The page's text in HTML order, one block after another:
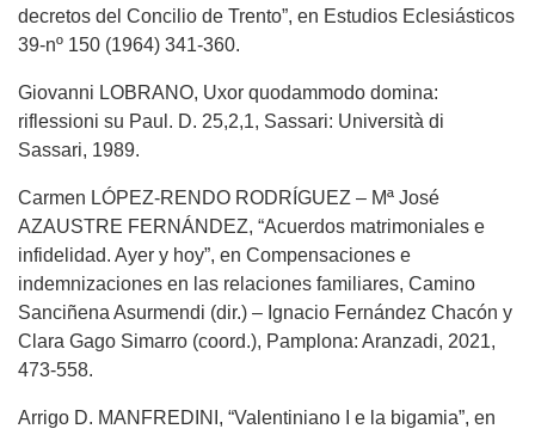
decretos del Concilio de Trento”, en Estudios Eclesiásticos
39-nº 150 (1964) 341-360.
Giovanni LOBRANO, Uxor quodammodo domina:
riflessioni su Paul. D. 25,2,1, Sassari: Università di
Sassari, 1989.
Carmen LÓPEZ-RENDO RODRÍGUEZ – Mª José
AZAUSTRE FERNÁNDEZ, “Acuerdos matrimoniales e
infidelidad. Ayer y hoy”, en Compensaciones e
indemnizaciones en las relaciones familiares, Camino
Sanciñena Asurmendi (dir.) – Ignacio Fernández Chacón y
Clara Gago Simarro (coord.), Pamplona: Aranzadi, 2021,
473-558.
Arrigo D. MANFREDINI, “Valentiniano I e la bigamia”, en